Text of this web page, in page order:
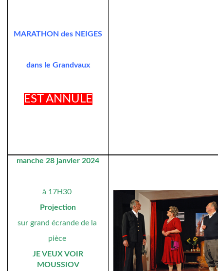
MARATHON des NEIGES
dans le Grandvaux
EST ANNULE
manche 28 janvier 2024
à 17H30
Projection
sur grand écrande de la
pièce
JE VEUX VOIR
MOUSSIOV